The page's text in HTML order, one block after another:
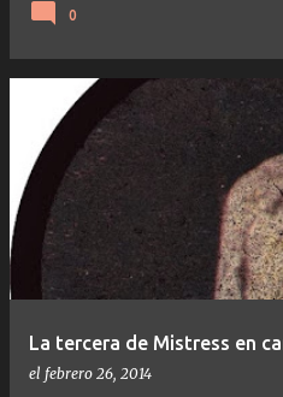
0
La tercera de Mistress en
el febrero 26, 2014